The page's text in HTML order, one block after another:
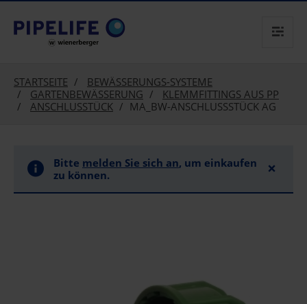
text.skipToContent
text.skipToNavigation
STARTSEITE
BEWÄSSERUNGS-SYSTEME
GARTENBEWÄSSERUNG
KLEMMFITTINGS AUS PP
ANSCHLUSSTÜCK
MA_BW-ANSCHLUSSSTÜCK AG
Bitte melden Sie sich an, um einkaufen
zu können.
×